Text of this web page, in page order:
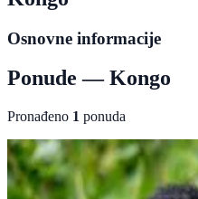
Osnovne informacije
Ponude — Kongo
Pronađeno 1 ponuda